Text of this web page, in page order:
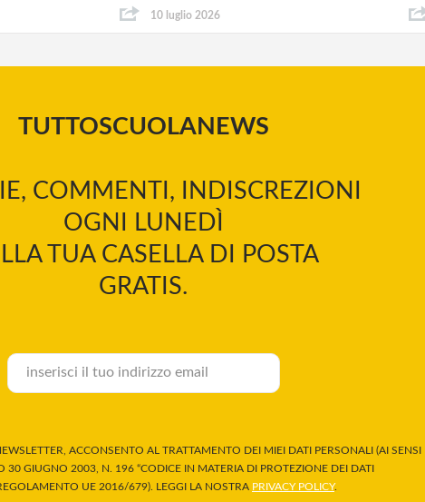
10 luglio 2026
TUTTOSCUOLANEWS
COMMENTI, INDISCREZIONI
OGNI LUNEDÌ
TUA CASELLA DI POSTA
GRATIS.
ACCONSENTO AL TRATTAMENTO DEI MIEI DATI PERSONALI (AI SENSI
30 GIUGNO 2003, N. 196 “CODICE IN MATERIA DI PROTEZIONE DEI DATI
UE 2016/679). LEGGI LA NOSTRA PRIVACY POLICY.